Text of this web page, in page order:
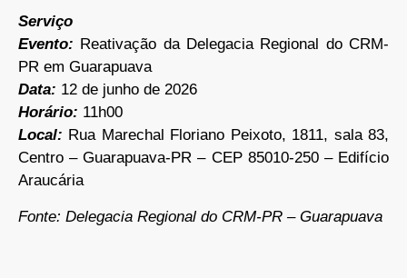
Serviço
Evento: Reativação da Delegacia Regional do CRM-
PR em Guarapuava
Data: 12 de junho de 2026
Horário: 11h00
Local: Rua Marechal Floriano Peixoto, 1811, sala 83,
Centro – Guarapuava-PR – CEP 85010-250 – Edifício
Araucária
Fonte: Delegacia Regional do CRM-PR – Guarapuava